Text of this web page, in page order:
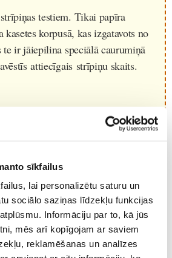
sīkfailus
lai personalizētu saturu un
sociālo saziņas līdzekļu funkcijas
Informāciju par to, kā jūs
mēs arī kopīgojam ar saviem
reklamēšanas un analīzes
testiem. Tikai papīra
korpusā, kas izgatavots no
te ir jāiepilina speciālā caurumiņā
attiecīgais strīpiņu skaits.
nav speciāli jāsavāc. Tests ir
urīna strūklas. Pie tam, urīnam
var pārliecināties, vērojot
speciāla josliņa, kas ir jāiemērc
strūklas urinēšanas laikā. Rezultāts